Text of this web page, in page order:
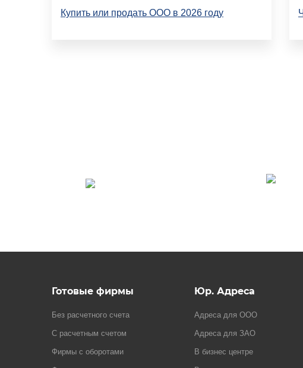
Купить или продать ООО в 2026 году
Готовые фирмы
Без расчетного счета
С расчетным счетом
Фирмы с оборотами
Юр. Адреса
Адреса для ООО
Адреса для ЗАО
В бизнес центре